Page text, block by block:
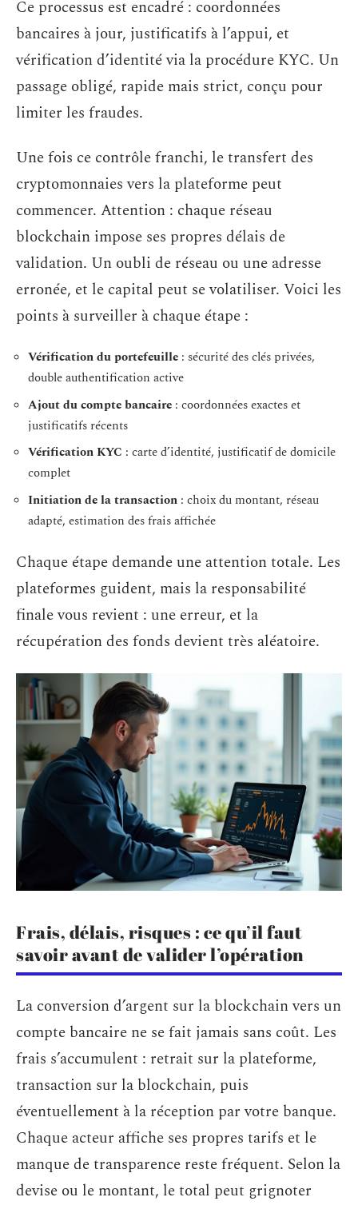
Ce processus est encadré : coordonnées
bancaires à jour, justificatifs à l’appui, et
vérification d’identité via la procédure KYC. Un
passage obligé, rapide mais strict, conçu pour
limiter les fraudes.
Une fois ce contrôle franchi, le transfert des
cryptomonnaies vers la plateforme peut
commencer. Attention : chaque réseau
blockchain impose ses propres délais de
validation. Un oubli de réseau ou une adresse
erronée, et le capital peut se volatiliser. Voici les
points à surveiller à chaque étape :
Vérification du portefeuille : sécurité des clés privées,
double authentification active
Ajout du compte bancaire : coordonnées exactes et
justificatifs récents
Vérification KYC : carte d’identité, justificatif de domicile
complet
Initiation de la transaction : choix du montant, réseau
adapté, estimation des frais affichée
Chaque étape demande une attention totale. Les
plateformes guident, mais la responsabilité
finale vous revient : une erreur, et la
récupération des fonds devient très aléatoire.
Frais, délais, risques : ce qu’il faut
savoir avant de valider l’opération
La conversion d’argent sur la blockchain vers un
compte bancaire ne se fait jamais sans coût. Les
frais s’accumulent : retrait sur la plateforme,
transaction sur la blockchain, puis
éventuellement à la réception par votre banque.
Chaque acteur affiche ses propres tarifs et le
manque de transparence reste fréquent. Selon la
devise ou le montant, le total peut grignoter